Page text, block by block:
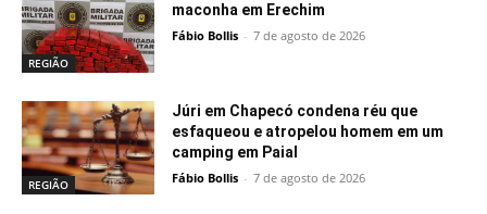
REGIÃO
maconha em Erechim
Fábio Bollis - 7 de agosto de 2026
REGIÃO
Júri em Chapecó condena réu que
esfaqueou e atropelou homem em um
camping em Paial
Fábio Bollis - 7 de agosto de 2026